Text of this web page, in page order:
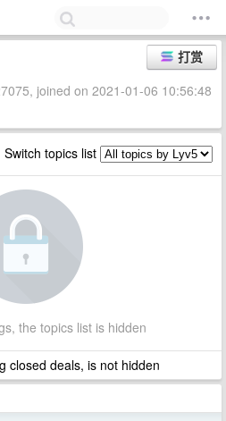
打赏
joined on 2021-01-06 10:56:48
Switch topics list
the topics list is hidden
closed deals, is not hidden